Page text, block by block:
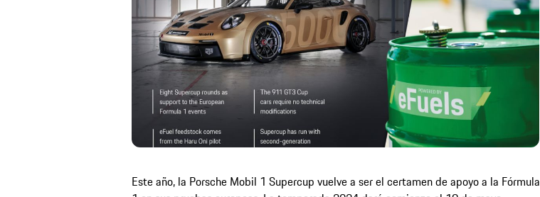
Este año, la Porsche Mobil 1 Supercup vuelve a ser el certamen de apoyo a la Fórmula